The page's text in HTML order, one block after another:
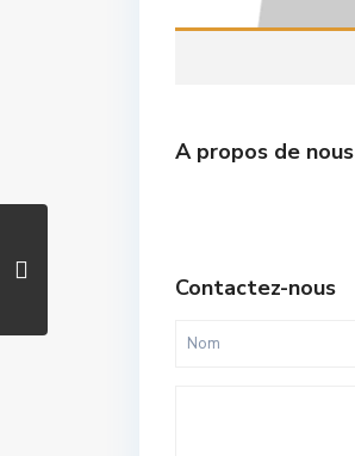
A propos de nous
Contactez-nous